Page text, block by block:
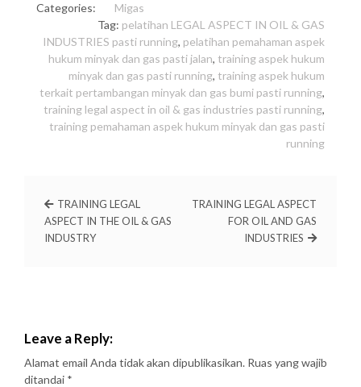
Categories:
Migas
Tag: pelatihan LEGAL ASPECT IN OIL & GAS
INDUSTRIES pasti running, pelatihan pemahaman aspek
hukum minyak dan gas pasti jalan, training aspek hukum
minyak dan gas pasti running, training aspek hukum
terkait pertambangan minyak dan gas bumi pasti running,
training legal aspect in oil & gas industries pasti running,
training pemahaman aspek hukum minyak dan gas pasti
running
TRAINING LEGAL
ASPECT IN THE OIL & GAS
INDUSTRY
TRAINING LEGAL ASPECT
FOR OIL AND GAS
INDUSTRIES
Leave a Reply:
Alamat email Anda tidak akan dipublikasikan. Ruas yang wajib
ditandai *